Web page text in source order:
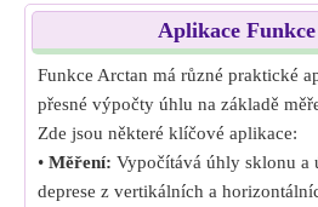
Aplikace
Funkce Arctan má různé praktické
přesné výpočty úhlu na základě
Zde jsou některé klíčové aplikace:
• Měření: Vypočítává úhly sklonu a
deprese z vertikálních a